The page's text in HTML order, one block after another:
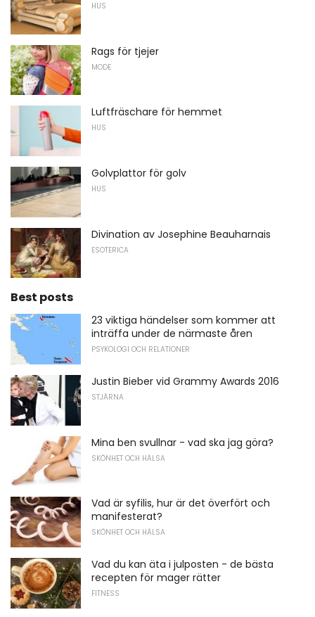
HUS
Rags för tjejer
MODE
Luftfräschare för hemmet
HUS
Golvplattor för golv
HUS
Divination av Josephine Beauharnais
ESOTERICA
Best posts
23 viktiga händelser som kommer att
inträffa under de närmaste åren
PSYKOLOGI OCH RELATIONER
Justin Bieber vid Grammy Awards 2016
STJÄRNA
Mina ben svullnar - vad ska jag göra?
SKÖNHET OCH HÄLSA
Vad är syfilis, hur är det överfört och
manifesterat?
SKÖNHET OCH HÄLSA
Vad du kan äta i julposten - de bästa
recepten för mager rätter
FITNESS